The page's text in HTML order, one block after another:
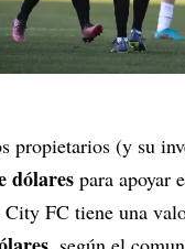
propietarios (y su
dólares para apoyar
FC tiene una